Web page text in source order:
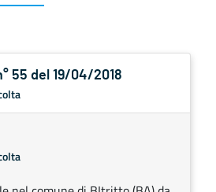
55 del 19/04/2018